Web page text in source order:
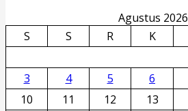
Agustus 2026
S
S R K
3
4 5 6
10
11 12 13